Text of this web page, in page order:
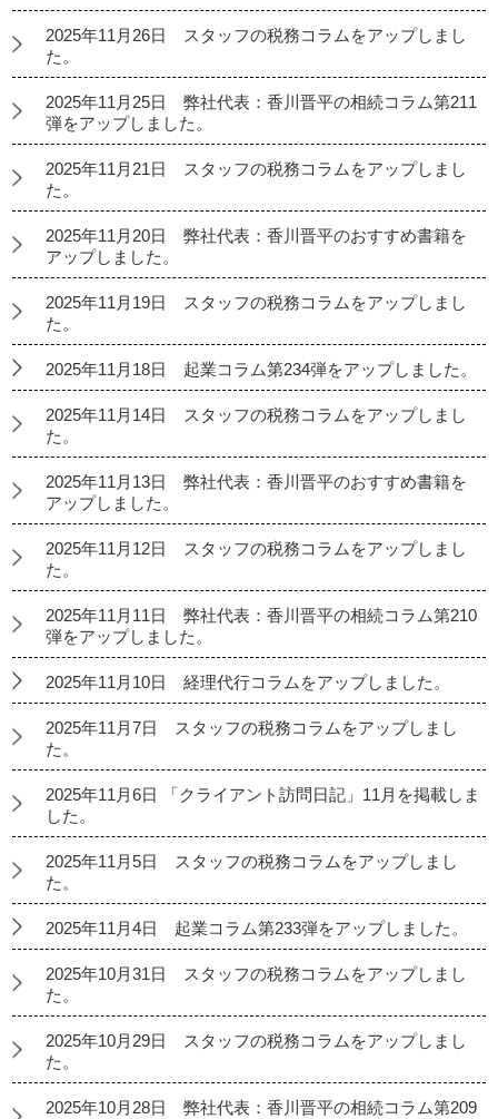
2025年11月26日 スタッフの税務コラムをアップしまし
た。
2025年11月25日 弊社代表：香川晋平の相続コラム第211
弾をアップしました。
2025年11月21日 スタッフの税務コラムをアップしまし
た。
2025年11月20日 弊社代表：香川晋平のおすすめ書籍を
アップしました。
2025年11月19日 スタッフの税務コラムをアップしまし
た。
2025年11月18日 起業コラム第234弾をアップしました。
2025年11月14日 スタッフの税務コラムをアップしまし
た。
2025年11月13日 弊社代表：香川晋平のおすすめ書籍を
アップしました。
2025年11月12日 スタッフの税務コラムをアップしまし
た。
2025年11月11日 弊社代表：香川晋平の相続コラム第210
弾をアップしました。
2025年11月10日 経理代行コラムをアップしました。
2025年11月7日 スタッフの税務コラムをアップしまし
た。
2025年11月6日 「クライアント訪問日記」11月を掲載しま
した。
2025年11月5日 スタッフの税務コラムをアップしまし
た。
2025年11月4日 起業コラム第233弾をアップしました。
2025年10月31日 スタッフの税務コラムをアップしまし
た。
2025年10月29日 スタッフの税務コラムをアップしまし
た。
2025年10月28日 弊社代表：香川晋平の相続コラム第209